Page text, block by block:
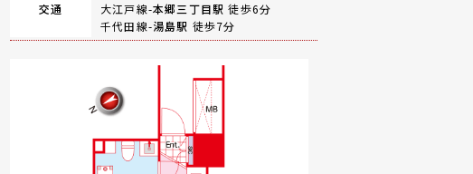
交通
大江戸線-本郷三丁目駅 徒歩6分
千代田線-湯島駅 徒歩7分